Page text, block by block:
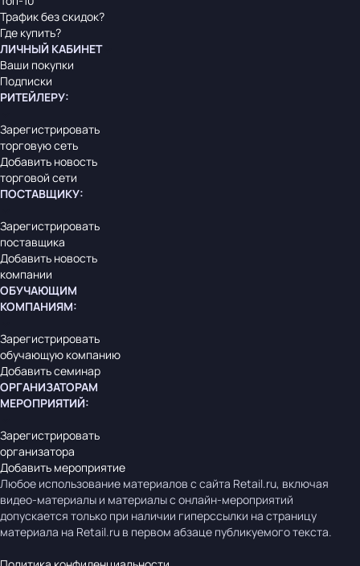
Трафик без скидок?
Где купить?
ЛИЧНЫЙ КАБИНЕТ
Ваши покупки
Подписки
РИТЕЙЛЕРУ:
Зарегистрировать
торговую сеть
Добавить новость
торговой сети
ПОСТАВЩИКУ:
Зарегистрировать
поставщика
Добавить новость
компании
ОБУЧАЮЩИМ
КОМПАНИЯМ:
Зарегистрировать
обучающую компанию
Добавить семинар
ОРГАНИЗАТОРАМ
МЕРОПРИЯТИЙ:
Зарегистрировать
организатора
Добавить мероприятие
Любое использование материалов с сайта Retail.ru, включая
видео-материалы и материалы с онлайн-мероприятий
допускается только при наличии гиперссылки на страницу
материала на Retail.ru в первом абзаце публикуемого текста.